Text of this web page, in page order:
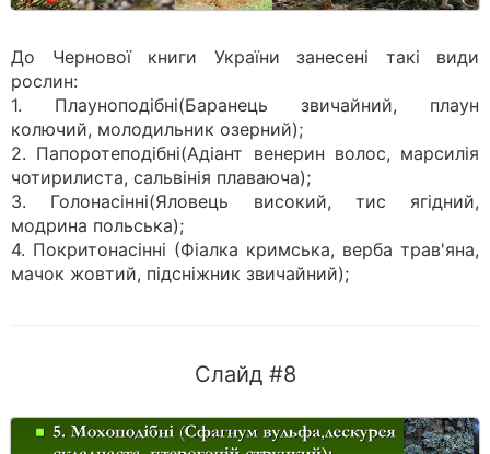
До Чернової книги України занесені такі види
рослин:
1. Плауноподібні(Баранець звичайний, плаун
колючий, молодильник озерний);
2. Папоротеподібні(Адіант венерин волос, марсилія
чотирилиста, сальвінія плаваюча);
3. Голонасінні(Яловець високий, тис ягідний,
модрина польська);
4. Покритонасінні (Фіалка кримська, верба трав'яна,
мачок жовтий, підсніжник звичайний);
Слайд #8